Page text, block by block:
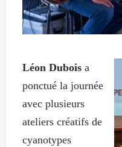
Léon Duboisa
ponctué la journée
avec plusieurs
ateliers créatifs de
cyanotypes